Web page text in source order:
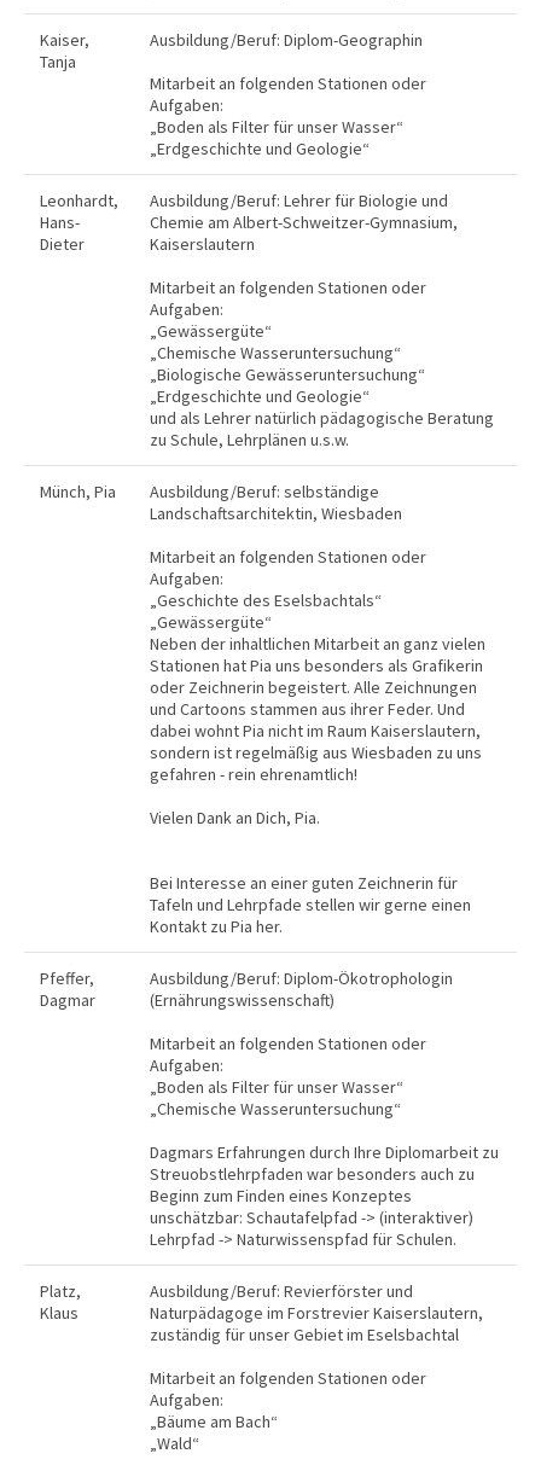
Kaiser,
Tanja
Ausbildung/Beruf: Diplom-Geographin
Mitarbeit an folgenden Stationen oder
Aufgaben:
„Boden als Filter für unser Wasser“
„Erdgeschichte und Geologie“
Leonhardt,
Hans-
Dieter
Ausbildung/Beruf: Lehrer für Biologie und
Chemie am Albert-Schweitzer-Gymnasium,
Kaiserslautern
Mitarbeit an folgenden Stationen oder
Aufgaben:
„Gewässergüte“
„Chemische Wasseruntersuchung“
„Biologische Gewässeruntersuchung“
„Erdgeschichte und Geologie“
und als Lehrer natürlich pädagogische Beratung
zu Schule, Lehrplänen u.s.w.
Münch, Pia
Ausbildung/Beruf: selbständige
Landschaftsarchitektin, Wiesbaden
Mitarbeit an folgenden Stationen oder
Aufgaben:
„Geschichte des Eselsbachtals“
„Gewässergüte“
Neben der inhaltlichen Mitarbeit an ganz vielen
Stationen hat Pia uns besonders als Grafikerin
oder Zeichnerin begeistert. Alle Zeichnungen
und Cartoons stammen aus ihrer Feder. Und
dabei wohnt Pia nicht im Raum Kaiserslautern,
sondern ist regelmäßig aus Wiesbaden zu uns
gefahren - rein ehrenamtlich!
Vielen Dank an Dich, Pia.
Bei Interesse an einer guten Zeichnerin für
Tafeln und Lehrpfade stellen wir gerne einen
Kontakt zu Pia her.
Pfeffer,
Dagmar
Ausbildung/Beruf: Diplom-Ökotrophologin
(Ernährungswissenschaft)
Mitarbeit an folgenden Stationen oder
Aufgaben:
„Boden als Filter für unser Wasser“
„Chemische Wasseruntersuchung“
Dagmars Erfahrungen durch Ihre Diplomarbeit zu
Streuobstlehrpfaden war besonders auch zu
Beginn zum Finden eines Konzeptes
unschätzbar: Schautafelpfad -> (interaktiver)
Lehrpfad -> Naturwissenspfad für Schulen.
Platz,
Klaus
Ausbildung/Beruf: Revierförster und
Naturpädagoge im Forstrevier Kaiserslautern,
zuständig für unser Gebiet im Eselsbachtal
Mitarbeit an folgenden Stationen oder
Aufgaben:
„Bäume am Bach“
„Wald“